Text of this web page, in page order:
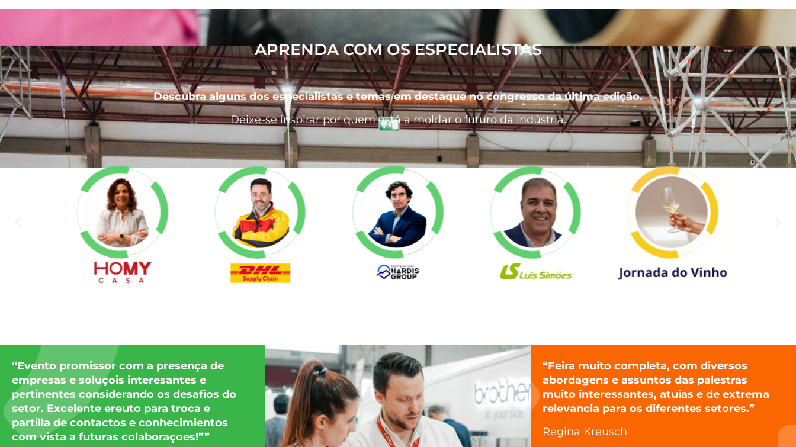
Continue a ler
APRENDA COM OS ESPECIALISTAS
Descubra alguns dos especialistas e temas em destaque no congresso da última edição.
Deixe-se inspirar por quem está a moldar o futuro da indústria.
“Evento promissor com a presença de
empresas e soluçois interesantes e
pertinentes considerando os desafios do
setor. Excelente ereuto para troca e
partilla de contactos e conhecimientos
com vista a futuras colaboraçoes!””
“Feira muito completa, com diversos
abordagens e assuntos das palestras
muito interessantes, atuias e de extrema
relevancia para os diferentes setores.”
Regina Kreusch